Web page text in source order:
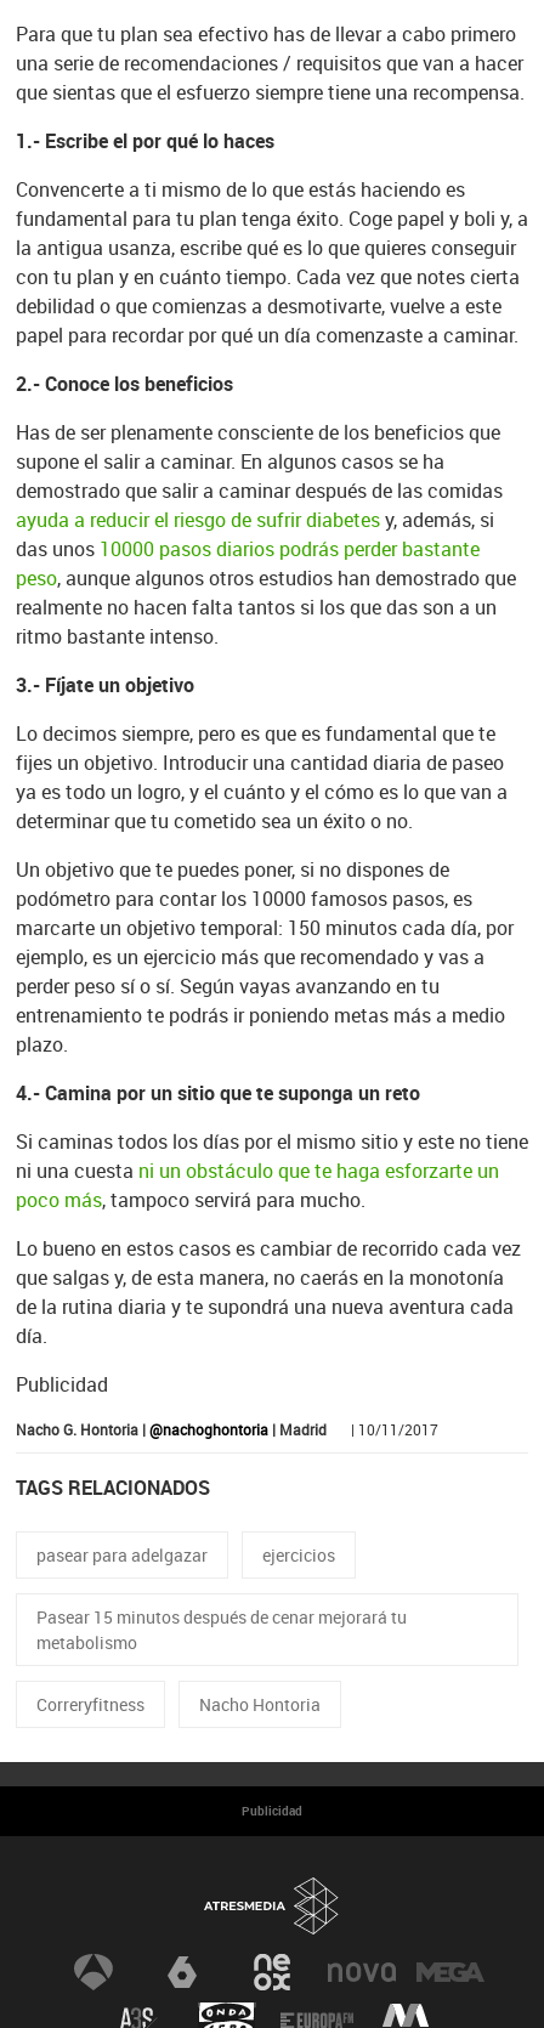
Para que tu plan sea efectivo has de llevar a cabo primero
una serie de recomendaciones / requisitos que van a hacer
que sientas que el esfuerzo siempre tiene una recompensa.
1.- Escribe el por qué lo haces
Convencerte a ti mismo de lo que estás haciendo es
fundamental para tu plan tenga éxito. Coge papel y boli y, a
la antigua usanza, escribe qué es lo que quieres conseguir
con tu plan y en cuánto tiempo. Cada vez que notes cierta
debilidad o que comienzas a desmotivarte, vuelve a este
papel para recordar por qué un día comenzaste a caminar.
2.- Conoce los beneficios
Has de ser plenamente consciente de los beneficios que
supone el salir a caminar. En algunos casos se ha
demostrado que salir a caminar después de las comidas
ayuda a reducir el riesgo de sufrir diabetesy, además, si
das unos 10000 pasos diarios podrás perder bastante
peso, aunque algunos otros estudios han demostrado que
realmente no hacen falta tantos si los que das son a un
ritmo bastante intenso.
3.- Fíjate un objetivo
Lo decimos siempre, pero es que es fundamental que te
fijes un objetivo. Introducir una cantidad diaria de paseo
ya es todo un logro, y el cuánto y el cómo es lo que van a
determinar que tu cometido sea un éxito o no.
Un objetivo que te puedes poner, si no dispones de
podómetro para contar los 10000 famosos pasos, es
marcarte un objetivo temporal: 150 minutos cada día, por
ejemplo, es un ejercicio más que recomendado y vas a
perder peso sí o sí. Según vayas avanzando en tu
entrenamiento te podrás ir poniendo metas más a medio
plazo.
4.- Camina por un sitio que te suponga un reto
Si caminas todos los días por el mismo sitio y este no tiene
ni una cuesta ni un obstáculo que te haga esforzarte un
poco más, tampoco servirá para mucho.
Lo bueno en estos casos es cambiar de recorrido cada vez
que salgas y, de esta manera, no caerás en la monotonía
de la rutina diaria y te supondrá una nueva aventura cada
día.
Publicidad
Nacho G. Hontoria |@nachoghontoria| Madrid | 10/11/2017
TAGS RELACIONADOS
pasear para adelgazar ejercicios
Pasear 15 minutos después de cenar mejorará tu
metabolismo
Correryfitness Nacho Hontoria
Publicidad